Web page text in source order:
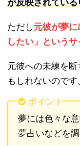
が反映されてい
ただし元彼が夢
したい」という
元彼への未練を
もしれないのです
ポイント
夢には色々な
夢占いなどを